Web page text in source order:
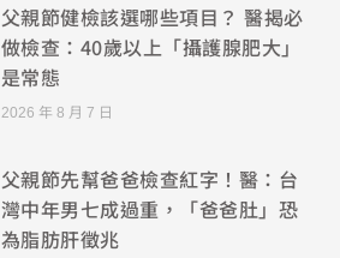
父親節健檢該選哪些項目？ 醫揭必
做檢查：40歲以上「攝護腺肥大」
是常態
2026 年 8 月 7 日
父親節先幫爸爸檢查紅字！醫：台
灣中年男七成過重，「爸爸肚」恐
為脂肪肝徵兆